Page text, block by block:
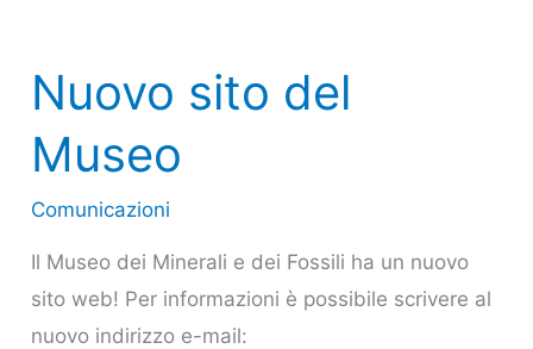
Nuovo sito del
Museo
Comunicazioni
Il Museo dei Minerali e dei Fossili ha un nuovo
sito web! Per informazioni è possibile scrivere al
nuovo indirizzo e-mail: